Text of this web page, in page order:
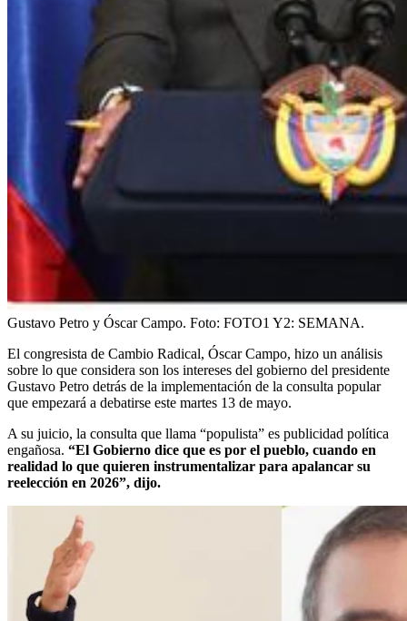
Gustavo Petro y Óscar Campo. Foto: FOTO1 Y2: SEMANA.
El congresista de Cambio Radical, Óscar Campo, hizo un análisis
sobre lo que considera son los intereses del gobierno del presidente
Gustavo Petro detrás de la implementación de la consulta popular
que empezará a debatirse este martes 13 de mayo.
A su juicio, la consulta que llama “populista” es publicidad política
engañosa. “El Gobierno dice que es por el pueblo, cuando en
realidad lo que quieren instrumentalizar para apalancar su
reelección en 2026”, dijo.